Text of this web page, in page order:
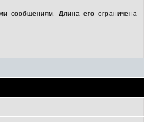
сообщениям. Длина его ограничена